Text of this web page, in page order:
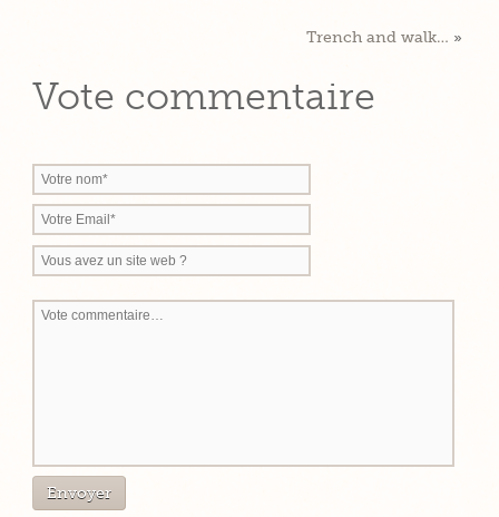
Trench and walk… »
Vote commentaire